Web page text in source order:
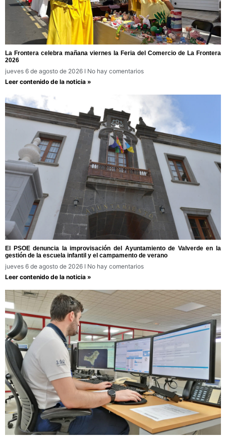
La Frontera celebra mañana viernes la Feria del Comercio de La Frontera
2026
jueves 6 de agosto de 2026
No hay comentarios
Leer contenido de la noticia »
El PSOE denuncia la improvisación del Ayuntamiento de Valverde en la
gestión de la escuela infantil y el campamento de verano
jueves 6 de agosto de 2026
No hay comentarios
Leer contenido de la noticia »